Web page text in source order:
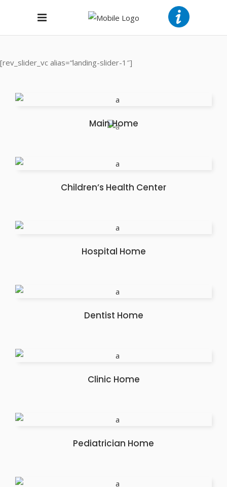
[rev_slider_vc alias=“landing-slider-1″]
Main Home
Children’s Health Center
Hospital Home
Dentist Home
Clinic Home
Pediatrician Home